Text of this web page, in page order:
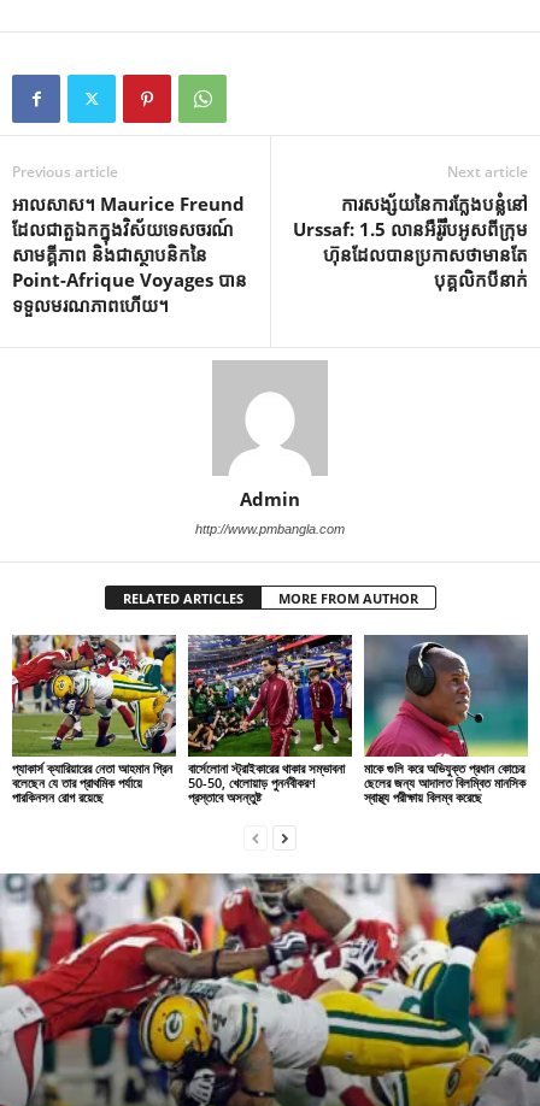
Previous article
អាលសាស។ Maurice Freund
ដែលជាតួឯកក្នុងវិស័យទេសចរណ៍
សាមគ្គីភាព និងជាស្ថាបនិកនៃ
Point-Afrique Voyages បាន
ទទួលមរណភាពហើយ។
Next article
ការសង្ស័យនៃការក្លែងបន្លំនៅ
Urssaf: 1.5 លានអឺរ៉ូរឹបអូសពីក្រុម
ហ៊ុនដែលបានប្រកាសថាមានតែ
បុគ្គលិកបីនាក់
Admin
http://www.pmbangla.com
RELATED ARTICLES MORE FROM AUTHOR
প্যাকার্স ক্যারিয়ারের নেতা আহমান গ্রিন
বলেছেন যে তার প্রাথমিক পর্যায়ে
পারকিনসন রোগ রয়েছে
বার্সেলোনা স্ট্রাইকারের থাকার সম্ভাবনা
50-50, খেলোয়াড় পুনর্নবীকরণ
প্রস্তাবে অসন্তুষ্ট
মাকে গুলি করে অভিযুক্ত প্রধান কোচের
ছেলের জন্য আদালত বিলম্বিত মানসিক
স্বাস্থ্য পরীক্ষায় বিলম্ব করেছে